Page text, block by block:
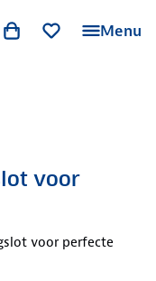
Menu
voor
voor perfecte